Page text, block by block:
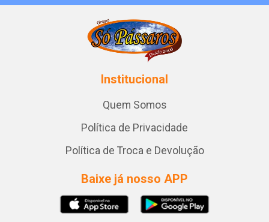
Institucional
Quem Somos
Política de Privacidade
Política de Troca e Devolução
Baixe já nosso APP